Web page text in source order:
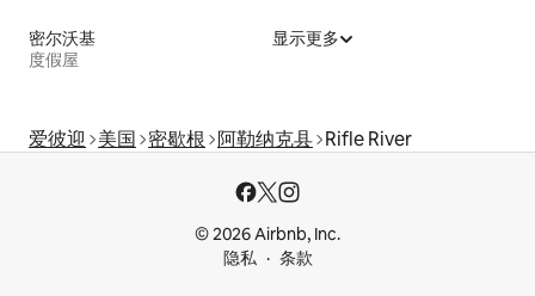
密尔沃基
度假屋
显示更多
爱彼迎 美国 密歇根 阿勒纳克县 Rifle River
© 2026 Airbnb, Inc.
隐私
条款